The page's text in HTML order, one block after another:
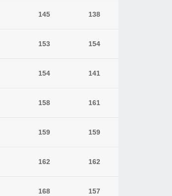
145 138
153 154
154 141
158 161
159 159
162 162
168 157